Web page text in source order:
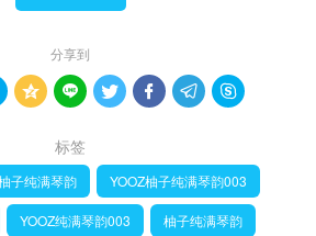
分享到
     
标签
子纯满琴韵 YOOZ柚子纯满琴韵003
YOOZ纯满琴韵003 柚子纯满琴韵